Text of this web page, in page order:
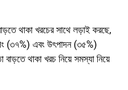
থাকা খরচের সাথে লড়াই করছে,
(৩৭%) এবং উৎপাদন (৩৫%)
থাকা খরচ নিয়ে সমস্যা নিয়ে